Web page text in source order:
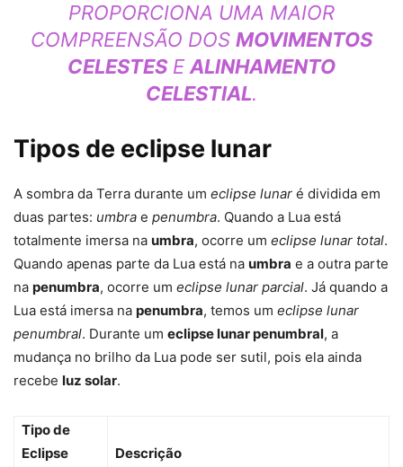
PROPORCIONA UMA MAIOR
COMPREENSÃO DOS MOVIMENTOS
CELESTES EALINHAMENTO
CELESTIAL.
Tipos de eclipse lunar
A sombra da Terra durante um eclipse lunar é dividida em
duas partes: umbra e penumbra. Quando a Lua está
totalmente imersa na umbra, ocorre um eclipse lunar total.
Quando apenas parte da Lua está na umbra e a outra parte
na penumbra, ocorre um eclipse lunar parcial. Já quando a
Lua está imersa na penumbra, temos um eclipse lunar
penumbral. Durante um eclipse lunar penumbral, a
mudança no brilho da Lua pode ser sutil, pois ela ainda
recebe luz solar.
Tipo de
Eclipse
Descrição